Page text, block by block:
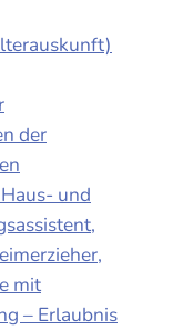
der
und
mit
– Erlaubnis